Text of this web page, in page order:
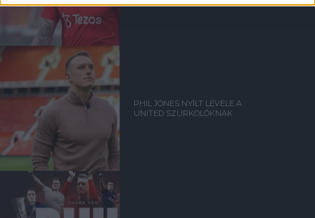
PHIL JONES NYÍLT LEVELE A
UNITED SZURKOLÓKNAK